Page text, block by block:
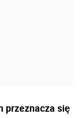
przeznacza się